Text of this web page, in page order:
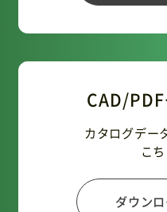
CAD/
カタログデー
こ
ダウン